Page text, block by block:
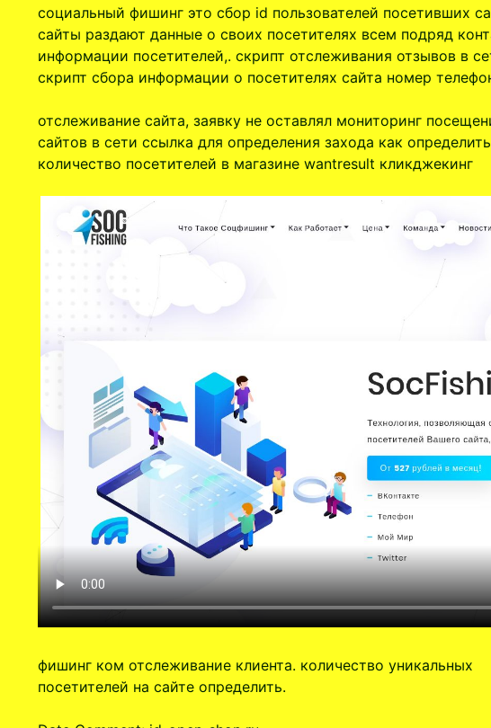
социальный фишинг это сбор id пользователей посетивших
сайты раздают данные о своих посетителях всем подряд
информации посетителей,. скрипт отслеживания отзывов в
скрипт сбора информации о посетителях сайта номер
отслеживание сайта, заявку не оставлял мониторинг
сайтов в сети ссылка для определения захода как определить
количество посетителей в магазине wantresult кликджекинг
фишинг ком отслеживание клиента. количество уникальных
посетителей на сайте определить.